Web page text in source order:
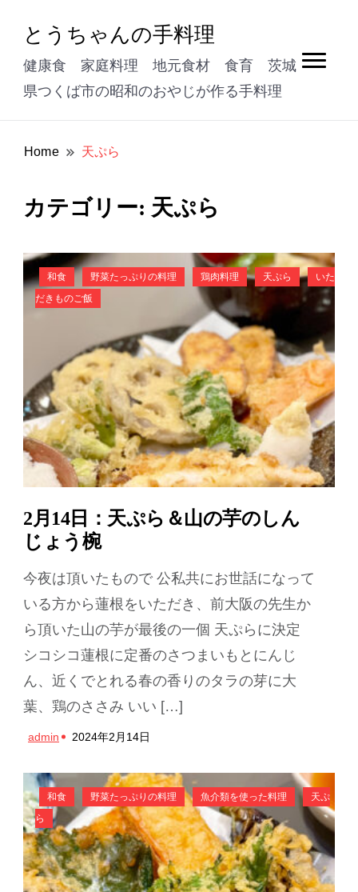
とうちゃんの手料理
健康食 家庭料理 地元食材 食育 茨城
県つくば市の昭和のおやじが作る手料理
Home 天ぷら
カテゴリー: 天ぷら
和食 野菜たっぷりの料理 鶏肉料理 天ぷら
いた
だきものご飯
2月14日：天ぷら＆山の芋のしん
じょう椀
今夜は頂いたもので 公私共にお世話になって
いる方から蓮根をいただき、前大阪の先生か
ら頂いた山の芋が最後の一個 天ぷらに決定
シコシコ蓮根に定番のさつまいもとにんじ
ん、近くでとれる春の香りのタラの芽に大
葉、鶏のささみ いい […]
admin 2024年2月14日
和食 野菜たっぷりの料理 魚介類を使った料理
天ぷ
ら